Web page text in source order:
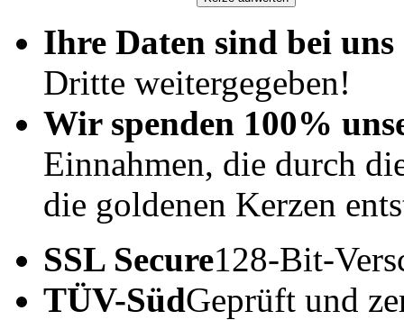
Ihre Daten sind bei uns
Dritte weitergegeben!
Wir spenden 100%
Einnahmen, die durch
die goldenen Kerzen
SSL Secure128-Bit-
TÜV-SüdGeprüft und